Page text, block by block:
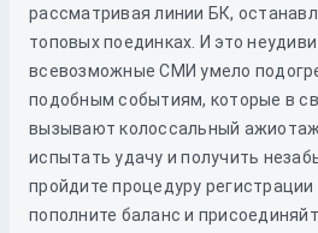
рассматривая линии БК,
топовых поединках. И это
всевозможные СМИ умело
подобным событиям, которые в
вызывают колоссальный ажиотаж
испытать удачу и получить
пройдите процедуру регистрации
пополните баланс и